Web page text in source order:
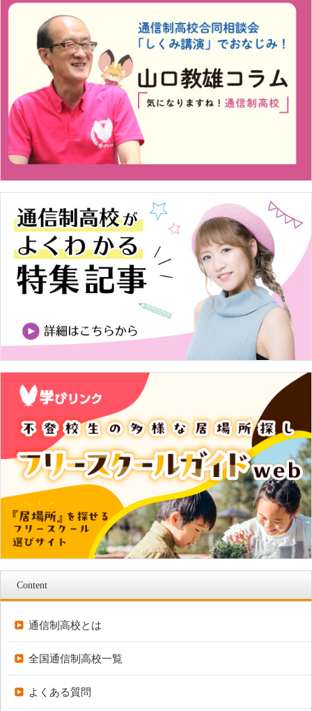
Content
通信制高校とは
全国通信制高校一覧
よくある質問